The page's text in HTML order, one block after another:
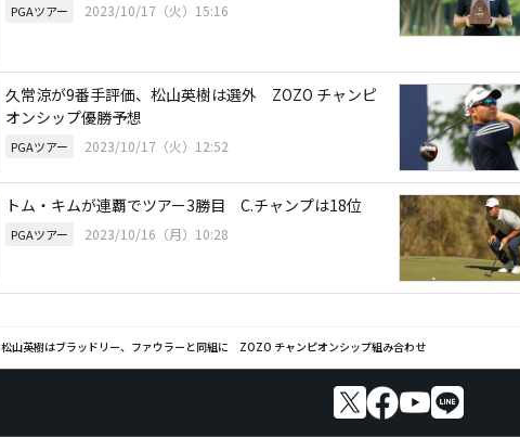
PGAツアー 2023/10/17（火）15:16
久常涼が9番手評価、松山英樹は選外 ZOZO チャンピ
オンシップ優勝予想
PGAツアー 2023/10/17（火）12:52
トム・キムが連覇でツアー3勝目 C.チャンプは18位
PGAツアー 2023/10/16（月）10:28
松山英樹はブラッドリー、ファウラーと同組に ZOZO チャンピオンシップ組み合わせ